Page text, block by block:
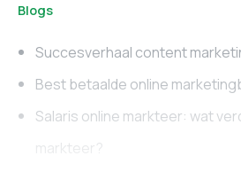
Blogs
Succesverhaal content
Best betaalde online
Salaris online markteer: wat
markteer?